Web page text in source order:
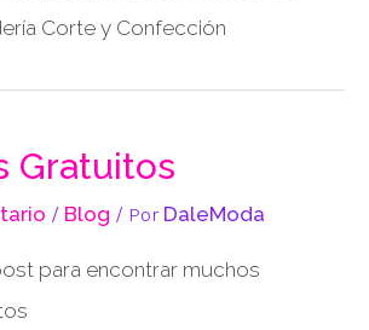
Corte y Confección
Gratuitos
/ Blog / Por DaleModa
para encontrar muchos